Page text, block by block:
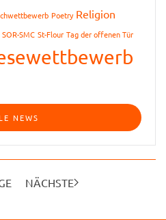
Poetry Religion
SOR-SMC St-Flour Tag der offenen Tür
NEWS
NÄCHSTE